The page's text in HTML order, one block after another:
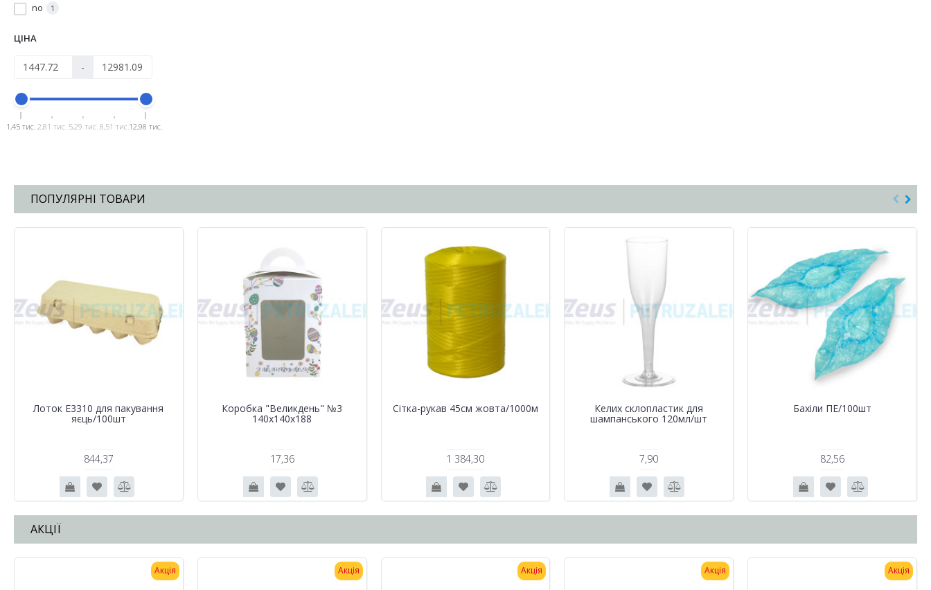
no
1
ЦІНА
-
1,45 тис. 2,81 тис. 5,29 тис. 8,51 тис. 12,98 тис.
ПОПУЛЯРНІ ТОВАРИ
Лоток Е3310 для пакування
яєць/100шт
844,37
Коробка "Великдень" №3
140х140х188
17,36
Сітка-рукав 45см жовта/1000м
1 384,30
Келих склопластик для
шампанського 120мл/шт
7,90
Бахіли ПЕ/100шт
82,56
АКЦІЇ
Акція Акція Акція Акція Акція